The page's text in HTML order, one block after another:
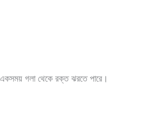
গলা থেকে রক্ত ঝরতে পারে।